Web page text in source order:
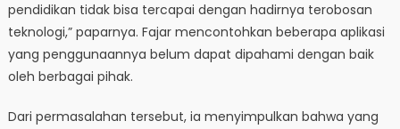
pendidikan tidak bisa tercapai dengan hadirnya terobosan
teknologi,” paparnya. Fajar mencontohkan beberapa aplikasi
yang penggunaannya belum dapat dipahami dengan baik
oleh berbagai pihak.
Dari permasalahan tersebut, ia menyimpulkan bahwa yang